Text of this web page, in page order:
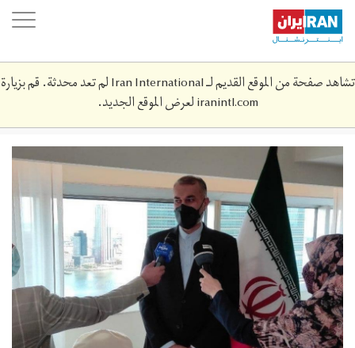
Skip
main
content
تشاهد صفحة من الموقع القديم لـ Iran International لم تعد محدثة. قم بزيارة
iranintl.comلعرض الموقع الجديد.
amriabdollahian-
1400-
6-
29-
2443-
2.jpg